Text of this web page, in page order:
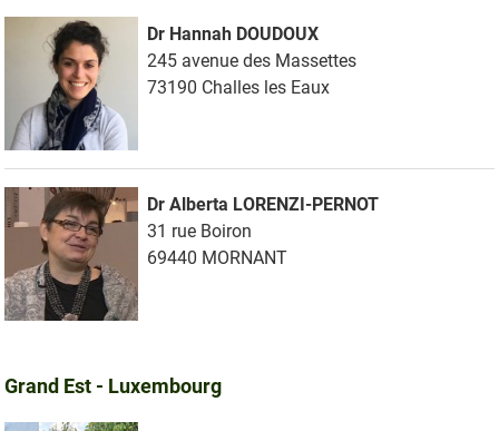
Dr Hannah DOUDOUX
245 avenue des Massettes
73190 Challes les Eaux
Dr Alberta LORENZI-PERNOT
31 rue Boiron
69440 MORNANT
Grand Est - Luxembourg